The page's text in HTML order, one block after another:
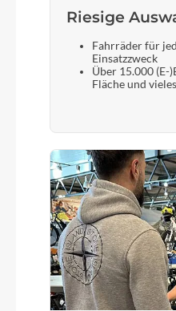
Riesige
Fahrräder für
Einsatzzweck
Über 15.000 (E-
Fläche und